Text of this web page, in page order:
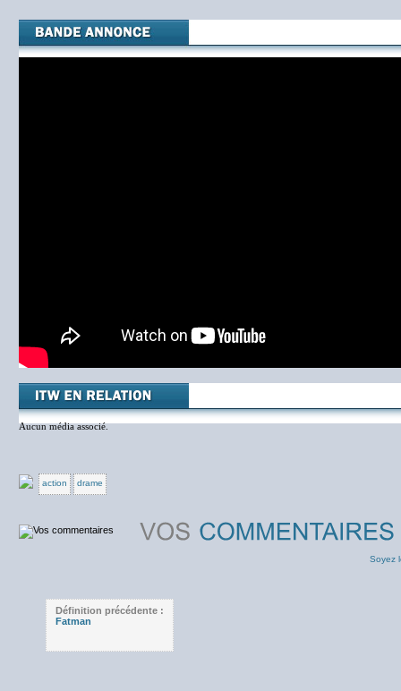
Aucun média associé.
action drame
Soyez
Définition précédente :
Fatman